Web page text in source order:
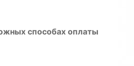
способах оплаты